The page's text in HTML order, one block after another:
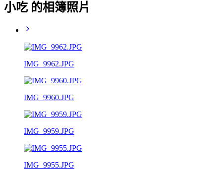
小吃 的相簿照片
IMG_9962.JPG
IMG_9960.JPG
IMG_9959.JPG
IMG_9955.JPG